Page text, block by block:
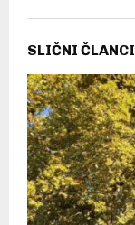
SLIČNI ČLANCI